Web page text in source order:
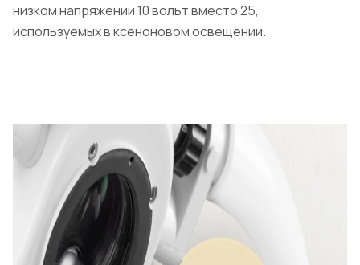
низком напряжении 10 вольт вместо 25,
используемых в ксеноновом освещении.